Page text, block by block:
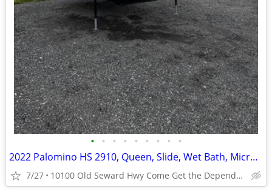
• • • • • • • • •
2022 Palomino HS 2910, Queen, Slide, Wet Bath, Micro, Oven, 3,493 lbs
7/27 10100 Old Seward Hwy Come Get the Dependable Deal!!